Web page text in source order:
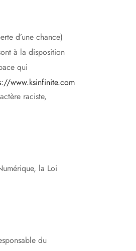
d’une chance)
à la disposition
qui
www.ksinfinite.com
raciste,
la Loi
du